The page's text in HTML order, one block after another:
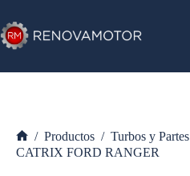
al
contenido
Inicio
/ Productos / Turbos y Partes
CATRIX FORD RANGER